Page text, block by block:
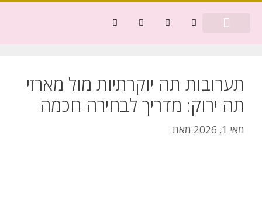
תערובות תה יוקרתיות מול מארזי
תה ירוק: מדריך לבחירה חכמה
מאי 1, 2026 מאת